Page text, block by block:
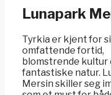
Lunapark
Tyrkia er kjent for
omfattende fortid,
blomstrende kultur
fantastiske natur.
Mersin skiller seg